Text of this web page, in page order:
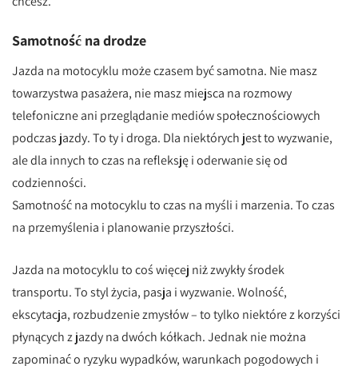
Samotność na drodze
Jazda na motocyklu może czasem być samotna. Nie masz
towarzystwa pasażera, nie masz miejsca na rozmowy
telefoniczne ani przeglądanie mediów społecznościowych
podczas jazdy. To ty i droga. Dla niektórych jest to wyzwanie,
ale dla innych to czas na refleksję i oderwanie się od
codzienności.
Samotność na motocyklu to czas na myśli i marzenia. To czas
na przemyślenia i planowanie przyszłości.
Jazda na motocyklu to coś więcej niż zwykły środek
transportu. To styl życia, pasja i wyzwanie. Wolność,
ekscytacja, rozbudzenie zmysłów – to tylko niektóre z korzyści
płynących z jazdy na dwóch kółkach. Jednak nie można
zapominać o ryzyku wypadków, warunkach pogodowych i